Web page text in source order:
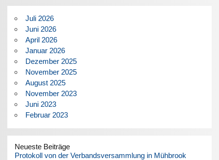
Juli 2026
Juni 2026
April 2026
Januar 2026
Dezember 2025
November 2025
August 2025
November 2023
Juni 2023
Februar 2023
Neueste Beiträge
Protokoll von der Verbandsversammlung in Mühbrook